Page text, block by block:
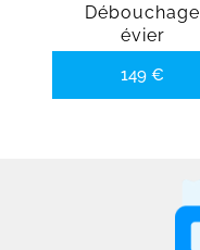
Débouchage
évier
149 €